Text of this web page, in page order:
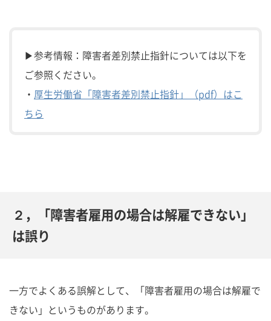
▶参考情報：障害者差別禁止指針については以下を
ご参照ください。
・ 厚生労働省「障害者差別禁止指針」（pdf）はこ
ちら
２，「障害者雇用の場合は解雇できない」
は誤り
一方でよくある誤解として、「障害者雇用の場合は解雇で
きない」というものがあります。